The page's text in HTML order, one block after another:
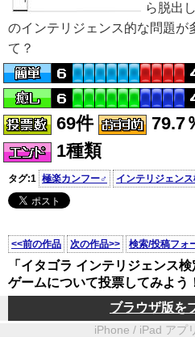
ら脱出
のインテリジェンス的な問題が
て？
69件
79.7
1種類
タグ:1 極楽カンフー♂ インテリジェン
<<前の作品 次の作品>> 検索/投稿フォ
「イタゴラ インテリジェンス
ゲームについて投票してみよう
ブラウザ版を
iPhone / iPad アプ